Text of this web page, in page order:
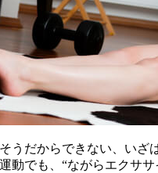
うだからできない、いざ
動でも、“ながらエクサ